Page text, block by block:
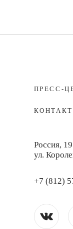
ПРЕСС-
Россия,
ул.
+7 (812)